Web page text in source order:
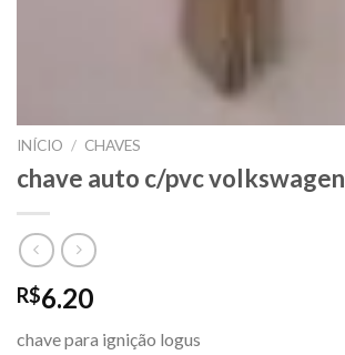
INÍCIO / CHAVES
chave auto c/pvc volkswagen
R$6.20
chave para ignição logus